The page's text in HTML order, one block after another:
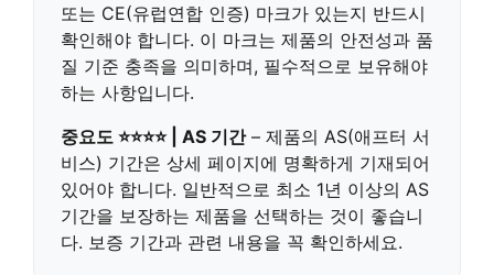
또는 CE(유럽연합 인증) 마크가 있는지 반드시
확인해야 합니다. 이 마크는 제품의 안전성과 품
질 기준 충족을 의미하며, 필수적으로 보유해야
하는 사항입니다.
중요도 ⭐⭐⭐⭐ | AS 기간– 제품의 AS(애프터 서
비스) 기간은 상세 페이지에 명확하게 기재되어
있어야 합니다. 일반적으로 최소 1년 이상의 AS
기간을 보장하는 제품을 선택하는 것이 좋습니
다. 보증 기간과 관련 내용을 꼭 확인하세요.